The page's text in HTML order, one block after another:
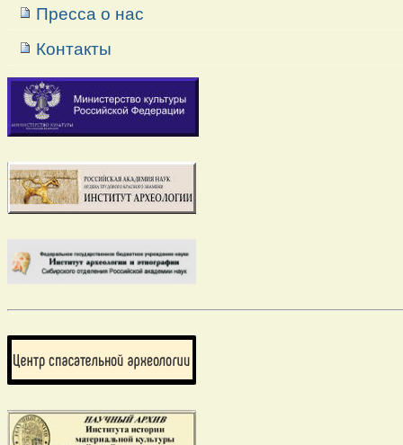
Пресса о нас
Контакты